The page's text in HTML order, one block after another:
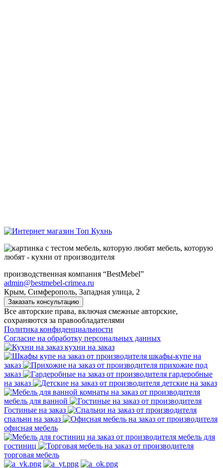
мебель, которую
любят - кухни от производителя
производственная компания “BestMebel”
admin@bestmebel-crimea.ru
Крым, Симферополь, Западная улица, 2
Заказать консультацию
Все авторские права, включая смежные авторские,
сохраняются за правообладателями
Политика конфиденциальности
Согласие на обработку персональных данных
кухни на заказ
шкафы-купе на
заказ
прихожие под
заказ
гардеробные
на заказ
детские на заказ
мебель для ванной
Гостиные на заказ
спальни на заказ
офисная мебель
мебель для
гостиниц
торговая мебель